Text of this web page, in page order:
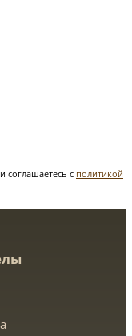
соглашаетесь с политикой